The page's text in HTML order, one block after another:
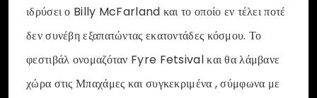
ιδρύσει ο Billy McFarland και το οποίο εν τέλει ποτέ
δεν συνέβη εξαπατώντας εκατοντάδες κόσμου. Το
φεστιβάλ ονομαζόταν Fyre Fetsival και θα λάμβανε
χώρα στις Μπαχάμες και συγκεκριμένα , σύμφωνα με